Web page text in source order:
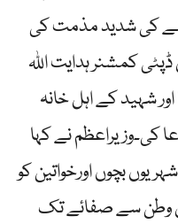
کی شدید مذمت کی
کمشنر ہدایت اللہ
شہید کے اہل خانہ
کی۔وزیراعظم نے کہا
بچوں اورخواتین کو
وطن سے صفائے تک